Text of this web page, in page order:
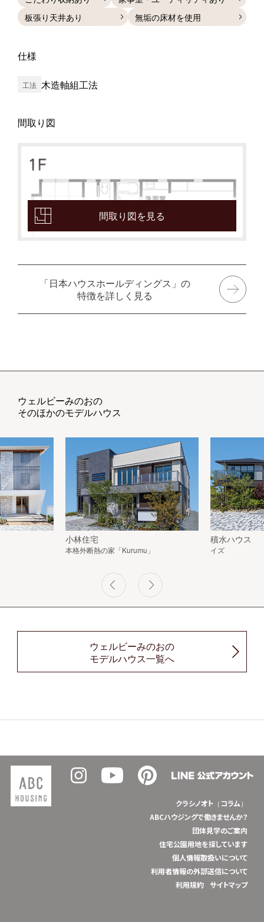
板張り天井あり
無垢の床材を使用
仕様
工法 木造軸組工法
間取り図
間取り図を見る
「日本ハウスホールディングス」の
特徴を詳しく見る
ウェルビーみのおの
そのほかのモデルハウス
小林住宅
本格外断熱の家「Kurumu」
積水ハウス
イズ
ウェルビーみのおの
モデルハウス一覧へ
クラシノオト（コラム）
ABCハウジングで働きませんか？
団体見学のご案内
住宅公園用地を探しています
個人情報取扱いについて
利用者情報の外部送信について
利用規約
サイトマップ